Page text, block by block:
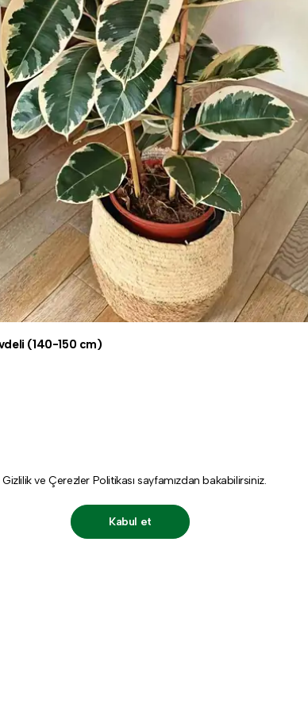
Gizlilik ve Çerezler Politikasısayfamızdan bakabilirsiniz.
Kabul et
(140-150 cm)